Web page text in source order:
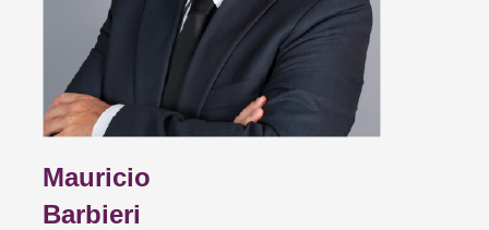
Mauricio
Barbieri